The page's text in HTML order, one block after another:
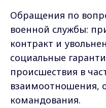
Обращения по
военной службы:
контракт и
социальные
происшествия в
взаимоотношения,
командования.